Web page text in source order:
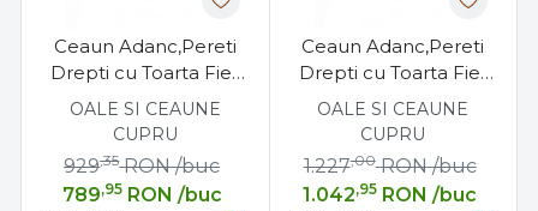
Ceaun Adanc,Pereti
Drepti cu Toarta Fier
Forjat, 12 Litri
OALE SI CEAUNE
CUPRU
789,95 RON /buc
929,35 RON /buc
Ceaun Adanc,Pereti
Drepti cu Toarta Fier
Forjat, 15 Litri
OALE SI CEAUNE
CUPRU
1.042,95 RON /buc
1.227,00 RON /buc